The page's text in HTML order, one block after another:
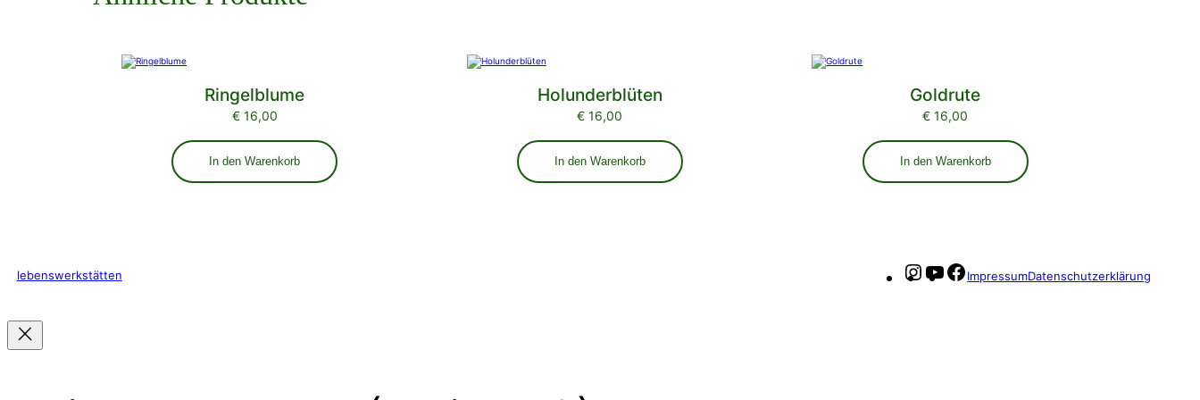
Ringelblume
€16,00
In den Warenkorb
Holunderblüten
€ 16,00
In den Warenkorb
Goldrute
€ 16,00
In den Warenkorb
lebenswerkstätten Instagram
YouTube
Facebook
ImpressumDatenschutzerklärung